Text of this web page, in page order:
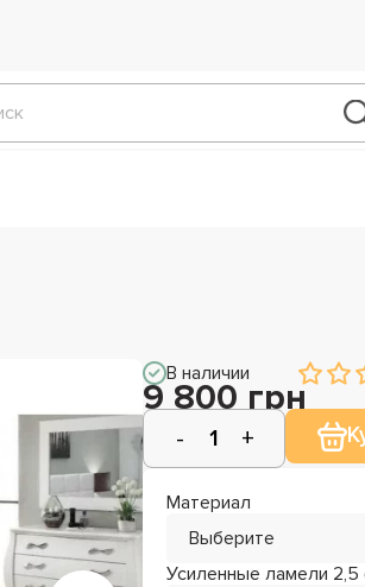
В наличии
9 800 грн
Материал
Выберите
Усиленные ламели 2,5